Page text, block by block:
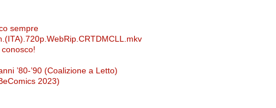
sempre
’80-’90 (Coalizione a Letto)
2023)